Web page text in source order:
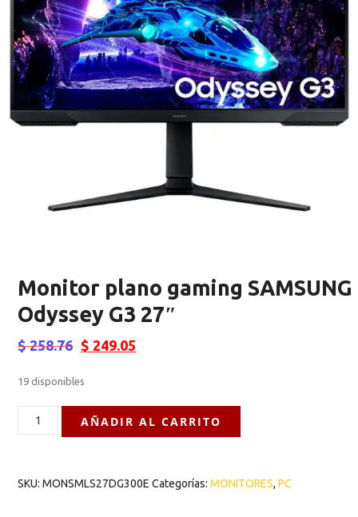
Monitor plano gaming SAMSUNG
Odyssey G3 27″
$258.76 $ 249.05
19 disponibles
AÑADIR AL CARRITO
SKU:MONSMLS27DG300E Categorías:MONITORES,PC